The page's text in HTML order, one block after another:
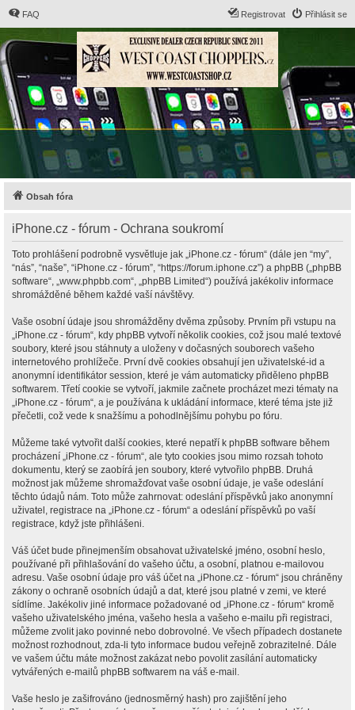
FAQ Přihlásit se
Registrovat
Obsah fóra
iPhone.cz - fórum - Ochrana soukromí
Toto prohlášení podrobně vysvětluje jak „iPhone.cz - fórum“ (dále jen “my”,
“nás”, “naše”, “iPhone.cz - fórum”, “https://forum.iphone.cz”) a phpBB („phpBB
software“, „www.phpbb.com“, „phpBB Limited“) používá jakékoliv informace
shromážděné během každé vaší návštěvy.
Vaše osobní údaje jsou shromážděny dvěma způsoby. Prvním při vstupu na
„iPhone.cz - fórum“, kdy phpBB vytvoří několik cookies, což jsou malé textové
soubory, které jsou stáhnuty a uloženy v dočasných souborech vašeho
internetového prohlížeče. První dvě cookies obsahují jen uživatelské-id a
anonymní identifikátor session, které je vám automaticky přiděleno phpBB
softwarem. Třetí cookie se vytvoří, jakmile začnete procházet mezi tématy na
„iPhone.cz - fórum“, a je používána k ukládání informace, které téma jste již
přečetli, což vede k snažšímu a pohodlnějšímu pohybu po fóru.
Můžeme také vytvořit další cookies, které nepatří k phpBB software během
procházení „iPhone.cz - fórum“, ale tyto cookies jsou mimo rozsah tohoto
dokumentu, který se zaobírá jen soubory, které vytvořilo phpBB. Druhá
možnost jak můžeme shromažďovat vaše osobní údaje, je vaše odeslání
těchto údajů nám. Toto může zahrnovat: odeslání příspěvků jako anonymní
uživatel, registrace na „iPhone.cz - fórum“ a odeslání příspěvků po vaší
registrace, když jste přihlášeni.
Váš účet bude přinejmenším obsahovat uživatelské jméno, osobní heslo,
používané při přihlašování do vašeho účtu, a osobní, platnou e-mailovou
adresu. Vaše osobní údaje pro váš účet na „iPhone.cz - fórum“ jsou chráněny
zákony o ochraně osobních údajů a dat, které jsou platné v zemi, ve které
sídlíme. Jakékoliv jiné informace požadované od „iPhone.cz - fórum“ kromě
vašeho uživatelského jména, vašeho hesla a vašeho e-mailu při registraci,
můžeme zvolit jako povinné nebo dobrovolné. Ve všech případech dostanete
možnost rozhodnout, zda-li tyto informace budou veřejně zobrazitelné. Dále
ve vašem účtu máte možnost zakázat nebo povolit zasílání automaticky
vytvářených e-mailů phpBB softwarem na váš e-mail.
Vaše heslo je zašifrováno (jednosměrný hash) pro zajištění jeho